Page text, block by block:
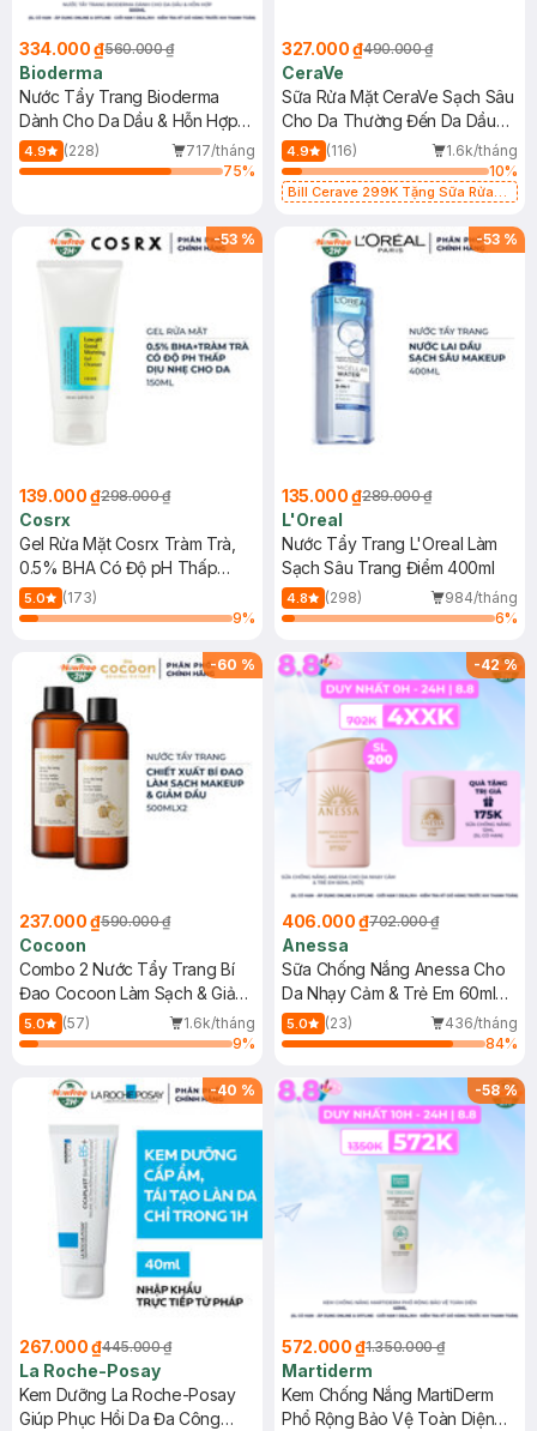
334.000 ₫560.000 ₫
Bioderma
Nước Tẩy Trang Bioderma
Dành Cho Da Dầu & Hỗn Hợp
500ml
4.9 (228)
717/tháng
75%
327.000 ₫490.000 ₫
CeraVe
Sữa Rửa Mặt CeraVe Sạch Sâu
Cho Da Thường Đến Da Dầu
473ml
4.9 (116)
1.6k/tháng
10%
Bill Cerave 299K Tặng Sữa Rửa
-53 %
139.000 ₫298.000 ₫
Cosrx
Gel Rửa Mặt Cosrx Tràm Trà,
0.5% BHA Có Độ pH Thấp
150ml
5.0
(173)
9%
-53 %
135.000 ₫289.000 ₫
L'Oreal
Nước Tẩy Trang L'Oreal Làm
Sạch Sâu Trang Điểm 400ml
4.8 (298)
984/tháng
6%
-60 %
237.000 ₫590.000 ₫
Cocoon
Combo 2 Nước Tẩy Trang Bí
Đao Cocoon Làm Sạch & Giảm
Dầu 500ml
5.0 (57)
1.6k/tháng
9%
-42%
406.000 ₫702.000 ₫
Anessa
Sữa Chống Nắng Anessa Cho
Da Nhạy Cảm & Trẻ Em 60ml
(Mới)
5.0 (23)
436/tháng
84%
-40 %
267.000 ₫445.000 ₫
La Roche-Posay
Kem Dưỡng La Roche-Posay
Giúp Phục Hồi Da Đa Công
-58%
572.000 ₫1.350.000 ₫
Martiderm
Kem Chống Nắng MartiDerm
Phổ Rộng Bảo Vệ Toàn Diện